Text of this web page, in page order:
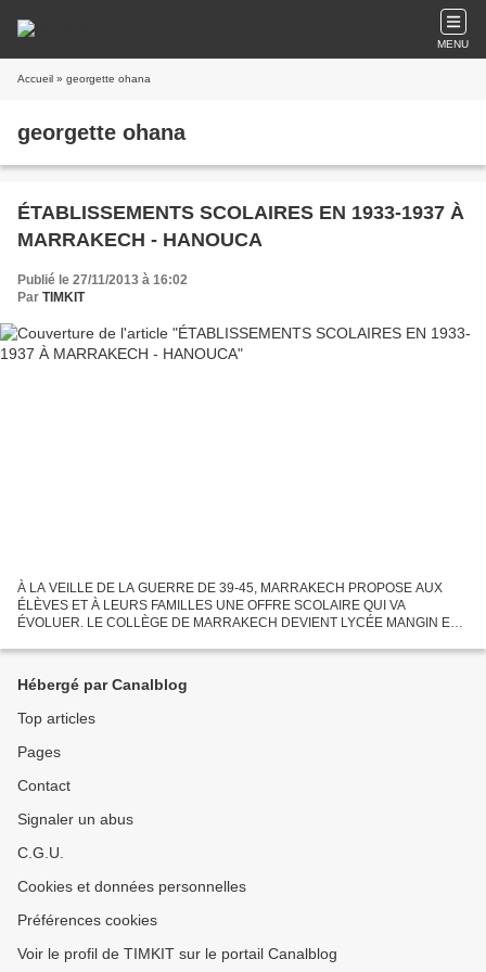
MENU
Accueil » georgette ohana
georgette ohana
ÉTABLISSEMENTS SCOLAIRES EN 1933-1937 À
MARRAKECH - HANOUCA
Publié le 27/11/2013 à 16:02
Par TIMKIT
À LA VEILLE DE LA GUERRE DE 39-45, MARRAKECH PROPOSE AUX
ÉLÈVES ET À LEURS FAMILLES UNE OFFRE SCOLAIRE QUI VA
ÉVOLUER. LE COLLÈGE DE MARRAKECH DEVIENT LYCÉE MANGIN ET
ET EXERCERONT APRÈS SON CHANGEMENT...
Hébergé par Canalblog
Top articles
Pages
Contact
Signaler un abus
C.G.U.
Cookies et données personnelles
Préférences cookies
Voir le profil de TIMKIT sur le portail Canalblog